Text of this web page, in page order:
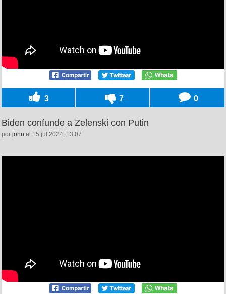
3 7 0
Biden confunde a Zelenski con Putin
por john el 15 jul 2024, 13:07